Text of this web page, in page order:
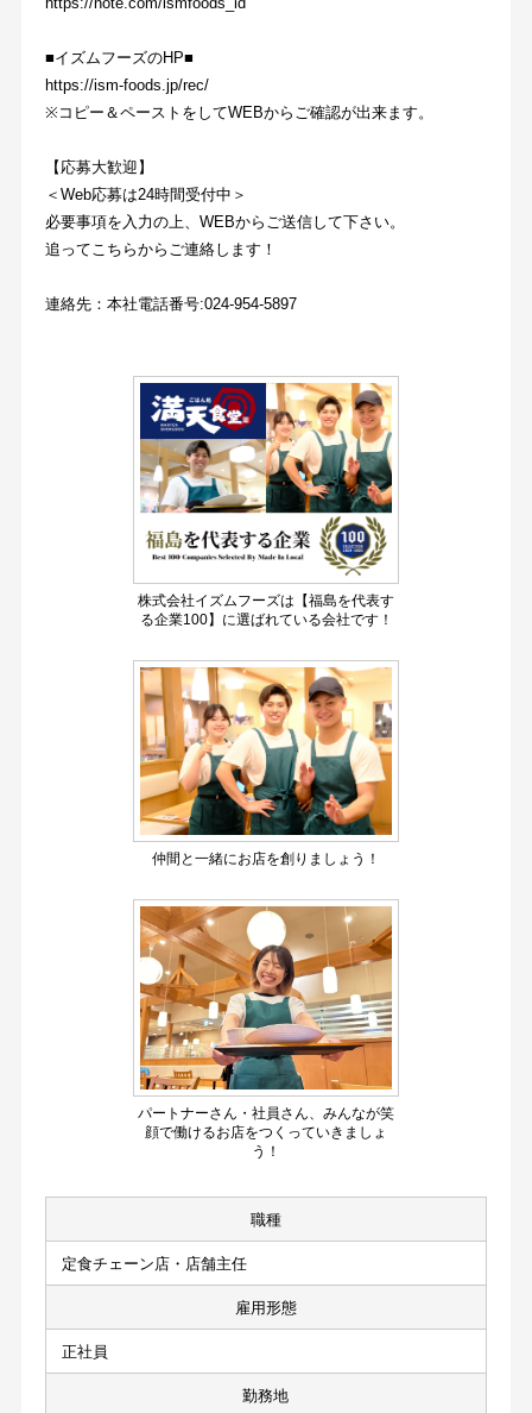
■イズムフーズのHP■
https://ism-foods.jp/rec/
※コピー＆ペーストをしてWEBからご確認が出来ます。
【応募大歓迎】
＜Web応募は24時間受付中＞
必要事項を入力の上、WEBからご送信して下さい。
追ってこちらからご連絡します！
連絡先：本社電話番号:024-954-5897
株式会社イズムフーズは【福島を代表す
る企業100】に選ばれている会社です！
仲間と一緒にお店を創りましょう！
パートナーさん・社員さん、みんなが笑
顔で働けるお店をつくっていきましょ
う！
職種
定食チェーン店・店舗主任
雇用形態
正社員
勤務地